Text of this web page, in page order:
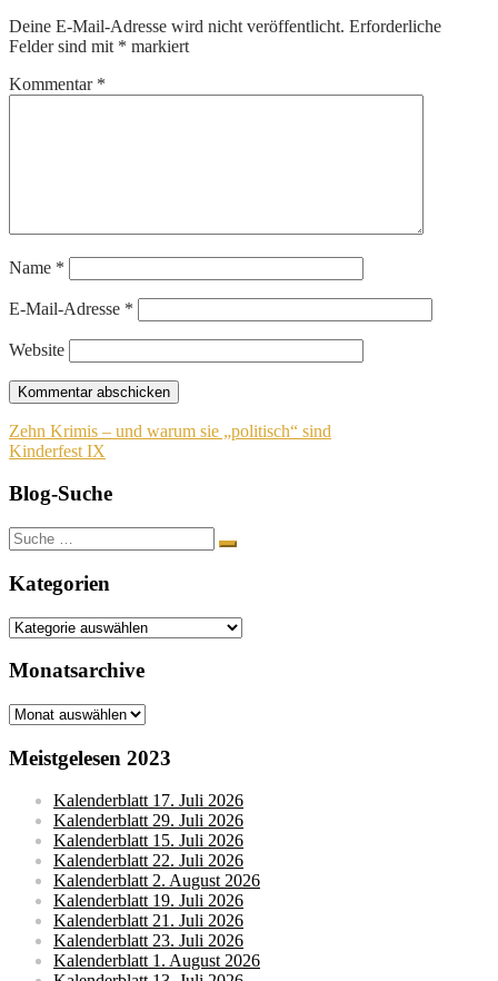
Deine E-Mail-Adresse wird nicht veröffentlicht. Erforderliche
Felder sind mit * markiert
Kommentar *
Name *
E-Mail-Adresse *
Website
Beitragsnavigation
Zehn Krimis – und warum sie „politisch“ sind
Kinderfest IX
Blog-Suche
Suche
nach:
Kategorien
Kategorien
Monatsarchive
Monatsarchive
Meistgelesen 2023
Kalenderblatt 17. Juli 2026
Kalenderblatt 29. Juli 2026
Kalenderblatt 15. Juli 2026
Kalenderblatt 22. Juli 2026
Kalenderblatt 2. August 2026
Kalenderblatt 19. Juli 2026
Kalenderblatt 21. Juli 2026
Kalenderblatt 23. Juli 2026
Kalenderblatt 1. August 2026